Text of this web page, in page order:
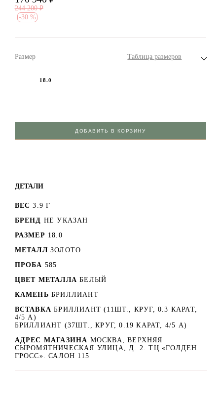
244 200 ₽
-30 %
Размер Таблица размеров
18.0
ДОБАВИТЬ В КОРЗИНУ
ДЕТАЛИ
ВЕС 3.9 Г
БРЕНД НЕ УКАЗАН
РАЗМЕР 18.0
МЕТАЛЛ ЗОЛОТО
ПРОБА 585
ЦВЕТ МЕТАЛЛА БЕЛЫЙ
КАМЕНЬ БРИЛЛИАНТ
ВСТАВКА БРИЛЛИАНТ (11ШТ., КРУГ, 0.3 КАРАТ,
4/5 А)
БРИЛЛИАНТ (37ШТ., КРУГ, 0.19 КАРАТ, 4/5 А)
АДРЕС МАГАЗИНА МОСКВА, ВЕРХНЯЯ
СЫРОМЯТНИЧЕСКАЯ УЛИЦА, Д. 2. ТЦ «ГОЛДЕН
ГРОСС». САЛОН 115